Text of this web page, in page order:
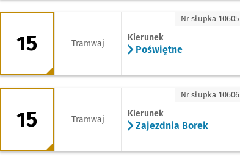
15 - kierunek Poświętne
15 Tramwaj
Kierunek
Poświętne
Nr słupka 10605
15 - kierunek Zajezdnia Borek
15 Tramwaj
Kierunek
Zajezdnia Borek
Nr słupka 10606